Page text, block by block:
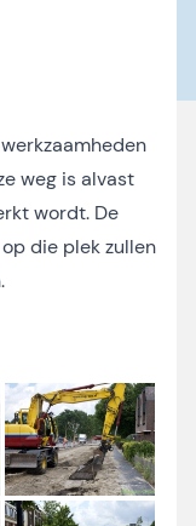
weg is alvast
wordt. De
die plek zullen